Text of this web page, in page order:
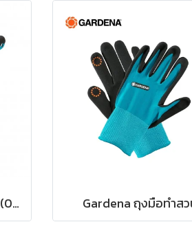
Gardena กรรไกรตัดหญ้า (08733-20) Gardena ถุงมือทำส